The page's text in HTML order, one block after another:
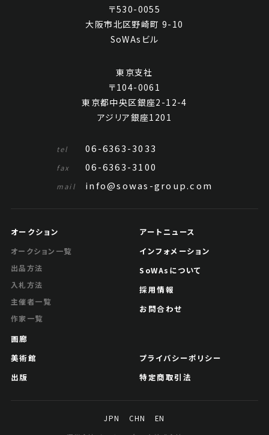
池田満寿夫 青い楽器Ⅲ
JPY 10,000 - 30,000
公開終了
池田満寿夫 歩
主催
開催
〒530-0055
大阪市北区野崎町 9-10
SoWAsビル
東京支社
〒104-0061
東京都中央区銀座2-12-4
アジリア銀座1201
tel 06-6363-3033
fax 06-6363-3100
mail info@sowas-group.com
オークション
オークション一覧
出品方法
入札方法
主催者一覧
作家一覧
画廊
美術館
出版
アートニュース
インフォメーション
SoWAsについて
採用情報
お問合わせ
プライバシーポリシー
特定商取引法
JPN CHN
EN